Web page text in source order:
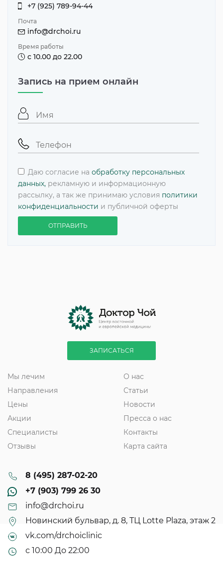
Запись на прием онлайн
Даю согласие на обработку персональных
данных, рекламную и информационную
рассылку, а так же принимаю условия политики
конфиденциальности и публичной оферты
ОТПРАВИТЬ
+7 (925) 789-94-44
Почта
info@drchoi.ru
Время работы
с 10.00 до 22.00
ЗАПИСАТЬСЯ
Мы лечим
Направления
Цены
Акции
Специалисты
Отзывы
О нас
Статьи
Новости
Пресса о нас
Контакты
Карта сайта
8 (495) 287-02-20
+7 (903) 799 26 30
info@drchoi.ru
Новинский бульвар, д. 8, ТЦ Lotte Plaza, этаж 2
vk.com/drchoiclinic
с 10:00 До 22:00